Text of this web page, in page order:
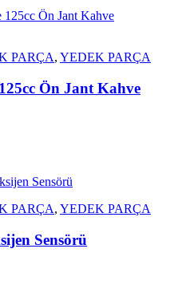
PARÇA, YEDEK PARÇA
Ön Jant Kahve
PARÇA, YEDEK PARÇA
Sensörü